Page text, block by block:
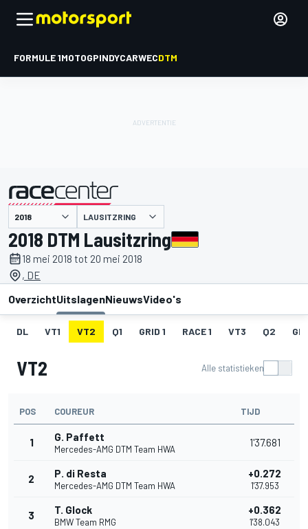
FORMULE 1MOTOGPINDYCARWECDTM
gepresenteerd door LAUSITZRING
2018 DTM Lausitzring
18 mei 2018 tot 20 mei 2018
, DE
OverzichtUitslagenNieuwsVideo's
DL VT1 VT2 Q1 GRID 1 RACE 1 VT3 Q2
VT2 Alle statistieken
POS COUREUR TIJD
1 G. Paffett
Mercedes-AMG DTM Team HWA
1'37.681
2 P. di Resta
Mercedes-AMG DTM Team HWA
+0.272
1'37.953
3 T. Glock
BMW Team RMG
+0.362
1'38.043